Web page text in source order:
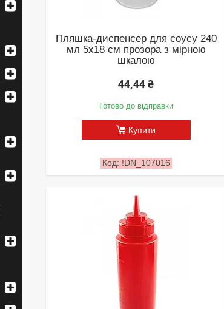
Пляшка-диспенсер для соусу 240
мл 5х18 см прозора з мірною
шкалою
44,44 ₴
Готово до відправки
Купити
!DN_107016